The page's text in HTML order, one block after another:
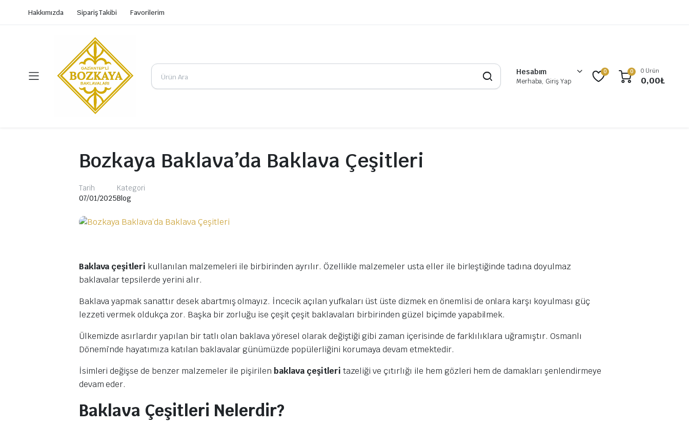
Hakkımızda Sipariş Takibi Favorilerim
Hesabım
Merhaba, Giriş Yap
0 0 0 Ürün
0,00₺
Bozkaya Baklava’da Baklava Çeşitleri
Tarih
07/01/2025
Kategori
Blog
Baklava çeşitleri kullanılan malzemeleri ile birbirinden ayrılır. Özellikle malzemeler usta eller ile birleştiğinde tadına doyulmaz
baklavalar tepsilerde yerini alır.
Baklava yapmak sanattır desek abartmış olmayız. İncecik açılan yufkaları üst üste dizmek en önemlisi de onlara karşı koyulması güç
lezzeti vermek oldukça zor. Başka bir zorluğu ise çeşit çeşit baklavaları birbirinden güzel biçimde yapabilmek.
Ülkemizde asırlardır yapılan bir tatlı olan baklava yöresel olarak değiştiği gibi zaman içerisinde de farklılıklara uğramıştır. Osmanlı
Dönemi’nde hayatımıza katılan baklavalar günümüzde popülerliğini korumaya devam etmektedir.
İsimleri değişse de benzer malzemeler ile pişirilenbaklava çeşitleri tazeliği ve çıtırlığı ile hem gözleri hem de damakları şenlendirmeye
devam eder.
Baklava Çeşitleri Nelerdir?